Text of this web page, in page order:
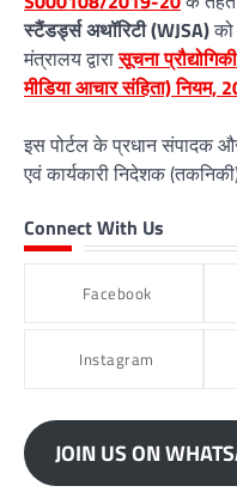
स्टैंडर्ड्स अथॉरिटी (WJSA)
मंत्रालय द्वारासूचना
मीडिया आचार संहिता) नियम,
इस पोर्टल के प्रधान संपादक
एवं कार्यकारी निदेशक
Connect With Us
Facebook
Instagram
JOIN US ON